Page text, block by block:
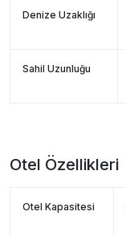
Denize Uzaklığı
Sahil Uzunluğu
Otel Özellikleri
Otel Kapasitesi